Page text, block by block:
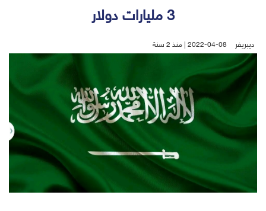
3 مليارات دولار
ديبريفر 2022-04-08 | منذ 2 سنة